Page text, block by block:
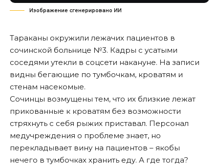
Изображение сгенерировано ИИ
Тараканы окружили лежачих пациентов в
сочинской больнице №3. Кадры с усатыми
соседями утекли в соцсети накануне. На записи
видны бегающие по тумбочкам, кроватям и
стенам насекомые.
Сочинцы возмущены тем, что их близкие лежат
прикованные к кроватям без возможности
стряхнуть с себя рыжих приставал. Персонал
медучреждения о проблеме знает, но
перекладывает вину на пациентов – якобы
нечего в тумбочках хранить еду. А где тогда?